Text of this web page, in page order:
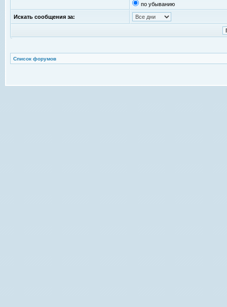
по убыванию
Искать сообщения за:
Список форумов